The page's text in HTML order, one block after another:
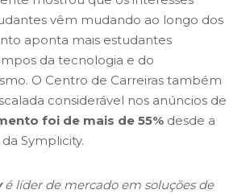
vêm mudando ao longo dos
aponta mais estudantes
da tecnologia e do
O Centro de Carreiras também
considerável nos anúncios de
foi de mais de 55% desde a
Symplicity.
é líder de mercado em soluções de